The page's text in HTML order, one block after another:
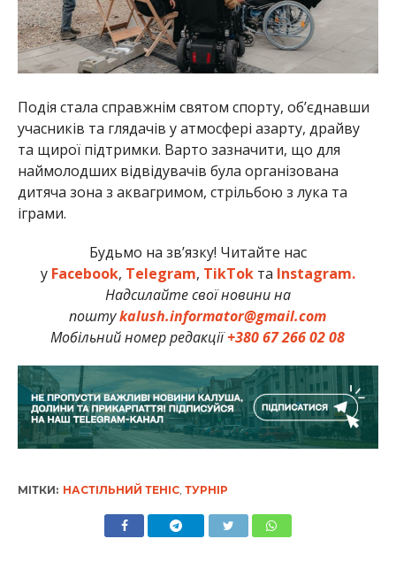
Подія стала справжнім святом спорту, об’єднавши
учасників та глядачів у атмосфері азарту, драйву
та щирої підтримки. Варто зазначити, що для
наймолодших відвідувачів була організована
дитяча зона з аквагримом, стрільбою з лука та
іграми.
Будьмо на зв’язку! Читайте нас
у Facebook, Telegram, TikTokта Instagram.
Надсилайте свої новини на
поштуkalush.informator@gmail.com
Мобільний номер редакції+380 67 266 02 08
МІТКИ: НАСТІЛЬНИЙ ТЕНІС, ТУРНІР